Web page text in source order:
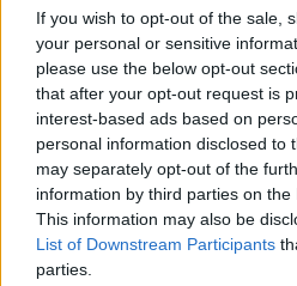
If you wish to opt-out of the sale,
your personal or sensitive
please use the below opt-out
that after your opt-out request is
interest-based ads based on
personal information disclosed to
may separately opt-out of the
information by third parties on the
This information may also be
List of Downstream Participants
parties.
Chwila ochłody, ale
nową wakacyjną prognozę
Po fali upałów, w trakcie których
czeka nas ochłodzenie. Jak podają
długo. – Lato nie odpuszcza, choć
przeplatały się z chłodniejszymi –
Zero.pl Przemysław Makarewicz z